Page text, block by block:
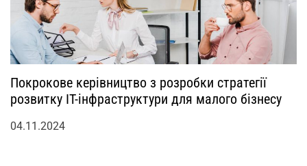
Покрокове керівництво з розробки стратегії
розвитку IT-інфраструктури для малого бізнесу
04.11.2024